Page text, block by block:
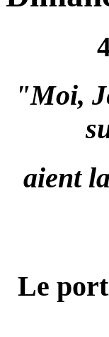
"Moi,
aient
Le